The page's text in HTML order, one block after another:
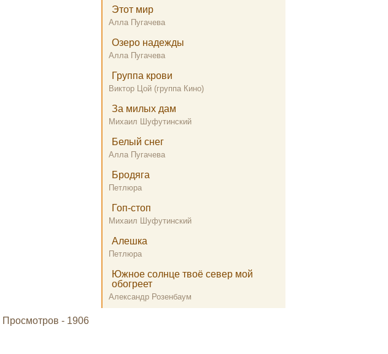
Просмотров - 1906
Этот мир
Алла Пугачева
Озеро надежды
Алла Пугачева
Группа крови
Виктор Цой (группа Кино)
За милых дам
Михаил Шуфутинский
Белый снег
Алла Пугачева
Бродяга
Петлюра
Гоп-стоп
Михаил Шуфутинский
Алешка
Петлюра
Южное солнце твоё север мой
обогреет
Александр Розенбаум